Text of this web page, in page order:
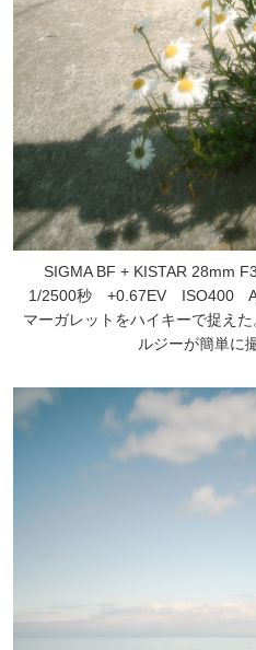
SIGMA BF + KISTAR
1/2500秒 +0.67EV ISO400
マーガレットをハイキーで捉え
ルジーが簡単に